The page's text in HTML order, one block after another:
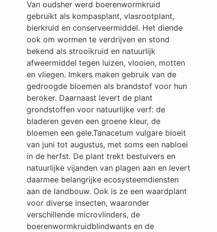
Van oudsher werd boerenwormkruid
gebruikt als kompasplant, vlasrootplant,
bierkruid en conserveermiddel. Het diende
ook om wormen te verdrijven en stond
bekend als strooikruid en natuurlijk
afweermiddel tegen luizen, vlooien, motten
en vliegen. Imkers maken gebruik van de
gedroogde bloemen als brandstof voor hun
beroker. Daarnaast levert de plant
grondstoffen voor natuurlijke verf: de
bladeren geven een groene kleur, de
bloemen een gele.Tanacetum vulgare bloeit
van juni tot augustus, met soms een nabloei
in de herfst. De plant trekt bestuivers en
natuurlijke vijanden van plagen aan en levert
daarmee belangrijke ecosysteemdiensten
aan de landbouw. Ook is ze een waardplant
voor diverse insecten, waaronder
verschillende microvlinders, de
boerenwormkruidblindwants en de